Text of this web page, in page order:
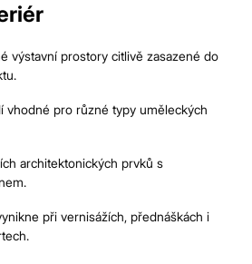
výstavní prostory citlivě zasazené do
vhodné pro různé typy uměleckých
architektonických prvků s
při vernisážích, přednáškách i